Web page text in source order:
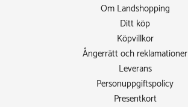
Om Landshopping
Ditt köp
Köpvillkor
Ångerrätt och reklamationer
Leverans
Personuppgiftspolicy
Presentkort